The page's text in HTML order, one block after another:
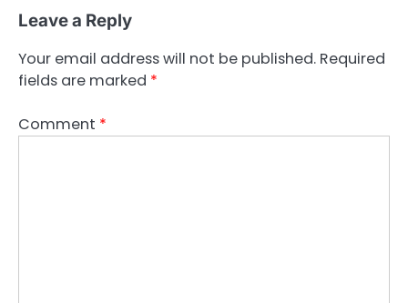
Leave a Reply
Your email address will not be published. Required
fields are marked *
Comment *